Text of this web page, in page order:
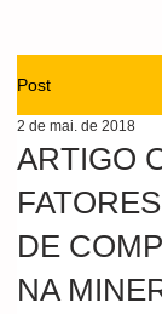
Post
ARTIGO
DE
NA
2 de mai. de 2018